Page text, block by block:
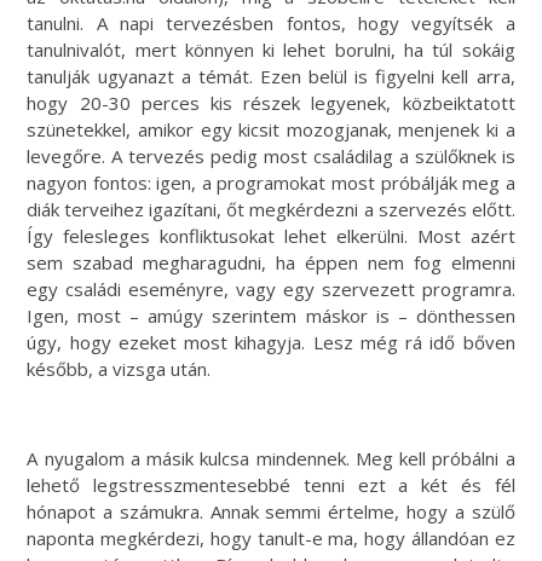
tanulni. A napi tervezésben fontos, hogy vegyítsék a
tanulnivalót, mert könnyen ki lehet borulni, ha túl sokáig
tanulják ugyanazt a témát. Ezen belül is figyelni kell arra,
hogy 20-30 perces kis részek legyenek, közbeiktatott
szünetekkel, amikor egy kicsit mozogjanak, menjenek ki a
levegőre. A tervezés pedig most családilag a szülőknek is
nagyon fontos: igen, a programokat most próbálják meg a
diák terveihez igazítani, őt megkérdezni a szervezés előtt.
Így felesleges konfliktusokat lehet elkerülni. Most azért
sem szabad megharagudni, ha éppen nem fog elmenni
egy családi eseményre, vagy egy szervezett programra.
Igen, most – amúgy szerintem máskor is – dönthessen
úgy, hogy ezeket most kihagyja. Lesz még rá idő bőven
később, a vizsga után.
A nyugalom a másik kulcsa mindennek. Meg kell próbálni a
lehető legstresszmentesebbé tenni ezt a két és fél
hónapot a számukra. Annak semmi értelme, hogy a szülő
naponta megkérdezi, hogy tanult-e ma, hogy állandóan ez